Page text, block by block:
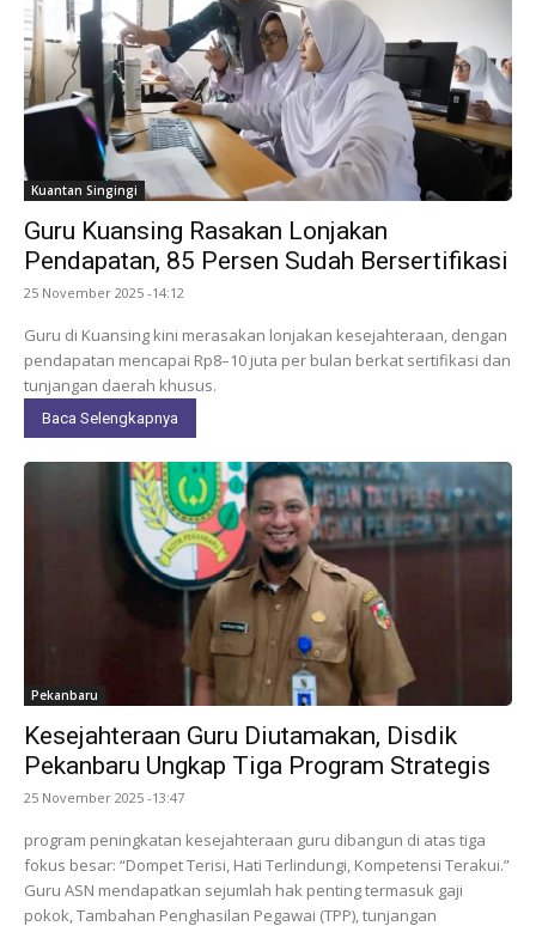
Kuantan Singingi
Guru Kuansing Rasakan Lonjakan
Pendapatan, 85 Persen Sudah Bersertifikasi
25 November 2025 -14:12
Guru di Kuansing kini merasakan lonjakan kesejahteraan, dengan
pendapatan mencapai Rp8–10 juta per bulan berkat sertifikasi dan
tunjangan daerah khusus.
Baca Selengkapnya
Pekanbaru
Kesejahteraan Guru Diutamakan, Disdik
Pekanbaru Ungkap Tiga Program Strategis
25 November 2025 -13:47
program peningkatan kesejahteraan guru dibangun di atas tiga
fokus besar: “Dompet Terisi, Hati Terlindungi, Kompetensi Terakui.”
Guru ASN mendapatkan sejumlah hak penting termasuk gaji
pokok, Tambahan Penghasilan Pegawai (TPP), tunjangan